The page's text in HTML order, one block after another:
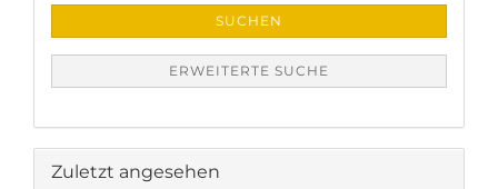
SUCHEN
ERWEITERTE SUCHE
Zuletzt angesehen